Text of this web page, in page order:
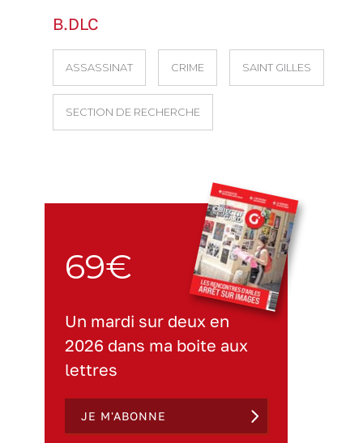
B.DLC
ASSASSINAT CRIME SAINT GILLES
SECTION DE RECHERCHE
69€
Un mardi sur deux en
2026 dans ma boite aux
lettres
JE M'ABONNE